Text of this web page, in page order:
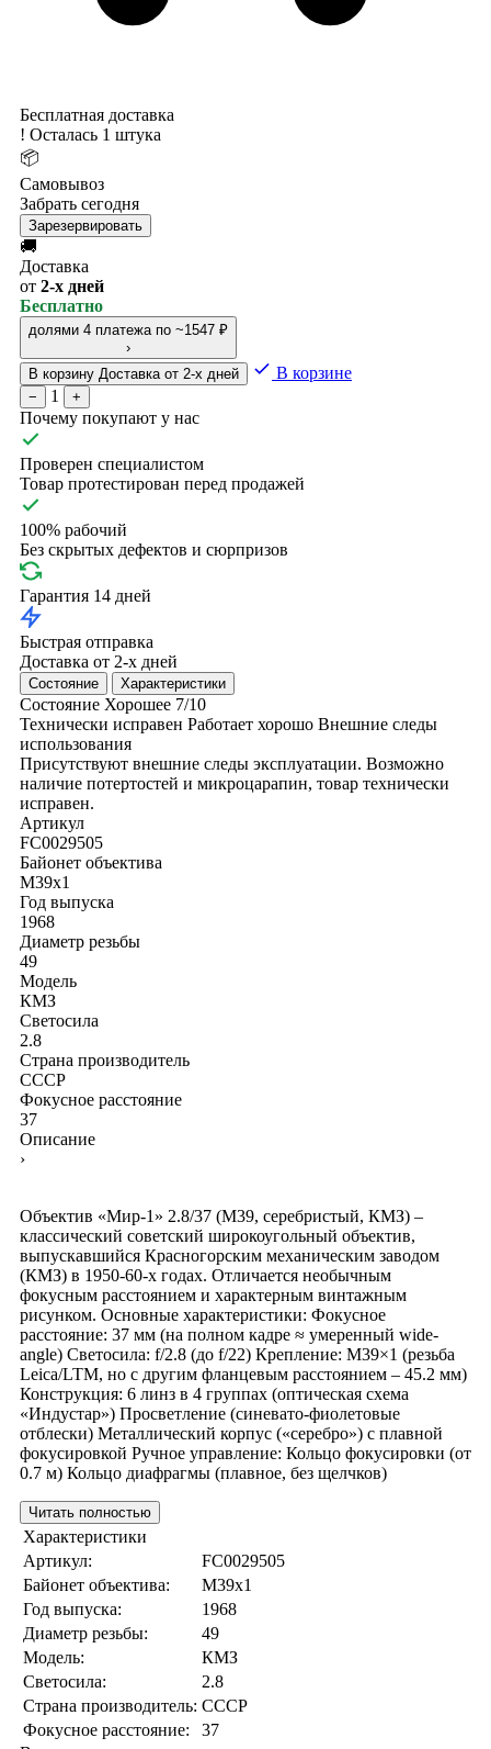
Бесплатная доставка
! Осталась 1 штука
📦
Самовывоз
Забрать сегодня
Зарезервировать
🚚
Доставка
от 2-х дней
Бесплатно
долями 4 платежа по ~1547 ₽
›
В корзину Доставка от 2-х дней В корзине
− 1 +
Почему покупают у нас
Проверен специалистом
Товар протестирован перед продажей
100% рабочий
Без скрытых дефектов и сюрпризов
Гарантия 14 дней
Быстрая отправка
Доставка от 2-х дней
Состояние Характеристики
Состояние Хорошее 7/10
Технически исправен Работает хорошо Внешние следы
использования
Присутствуют внешние следы эксплуатации. Возможно
наличие потертостей и микроцарапин, товар технически
исправен.
Артикул
FC0029505
Байонет объектива
M39x1
Год выпуска
1968
Диаметр резьбы
49
Модель
КМЗ
Светосила
2.8
Страна производитель
СССР
Фокусное расстояние
37
Описание
›
Объектив «Мир-1» 2.8/37 (М39, серебристый, КМЗ) –
классический советский широкоугольный объектив,
выпускавшийся Красногорским механическим заводом
(КМЗ) в 1950-60-х годах. Отличается необычным
фокусным расстоянием и характерным винтажным
рисунком. Основные характеристики: Фокусное
расстояние: 37 мм (на полном кадре ≈ умеренный wide-
angle) Светосила: f/2.8 (до f/22) Крепление: M39×1 (резьба
Leica/LTM, но с другим фланцевым расстоянием – 45.2 мм)
Конструкция: 6 линз в 4 группах (оптическая схема
«Индустар») Просветление (синевато-фиолетовые
отблески) Металлический корпус («серебро») с плавной
фокусировкой Ручное управление: Кольцо фокусировки (от
0.7 м) Кольцо диафрагмы (плавное, без щелчков)
Читать полностью
Характеристики
Артикул:
FC0029505
Байонет объектива:
M39x1
Год выпуска:
1968
Диаметр резьбы:
49
Модель:
КМЗ
Светосила:
2.8
Страна производитель: СССР
Фокусное расстояние:
37